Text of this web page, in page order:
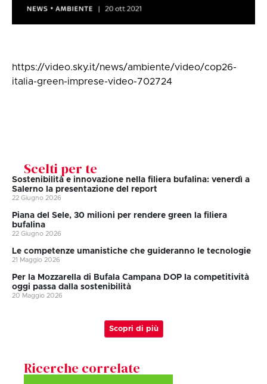
https://video.sky.it/news/ambiente/video/cop26-
italia-green-imprese-video-702724
Scelti per te
Sostenibilità e innovazione nella filiera bufalina: venerdì a
Salerno la presentazione del report
22 Giugno 2026
Piana del Sele, 30 milioni per rendere green la filiera
bufalina
22 Giugno 2026
Le competenze umanistiche che guideranno le tecnologie
21 Maggio 2026
Per la Mozzarella di Bufala Campana DOP la competitività
oggi passa dalla sostenibilità
20 Maggio 2026
Scopri di più
Ricerche correlate